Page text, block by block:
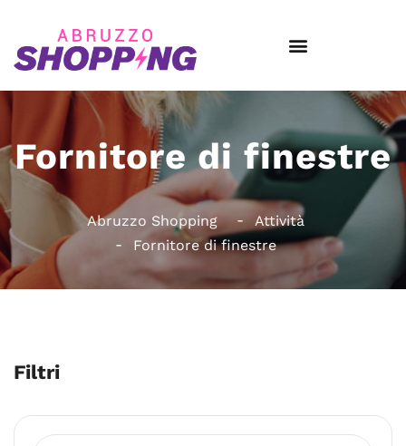
Fornitore di finestre
Abruzzo Shopping
Attività
Fornitore di finestre
Filtri